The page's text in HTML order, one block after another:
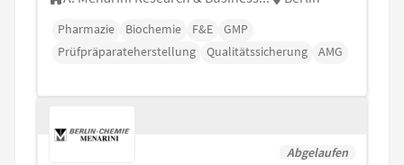
Pharmazie Biochemie F&E
GMP
Prüfpräparateherstellung
Qualitätssicherung AMG
Abgelaufen